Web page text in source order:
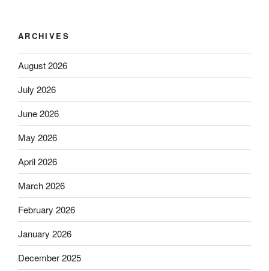
ARCHIVES
August 2026
July 2026
June 2026
May 2026
April 2026
March 2026
February 2026
January 2026
December 2025